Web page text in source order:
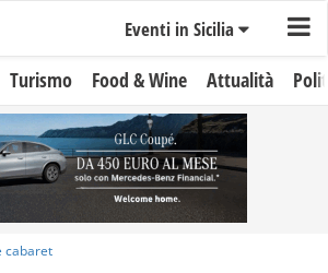
Eventi in Sicilia
Turismo Food & Wine Attualità
cabaret